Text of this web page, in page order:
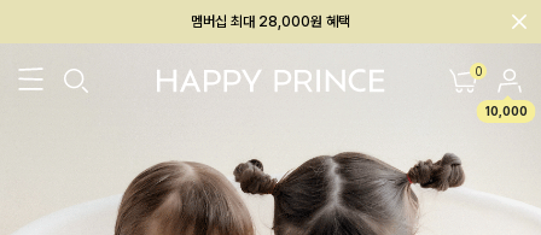
회원전용 아울렛, 가입하면 ~60% 할인!
0
10,000